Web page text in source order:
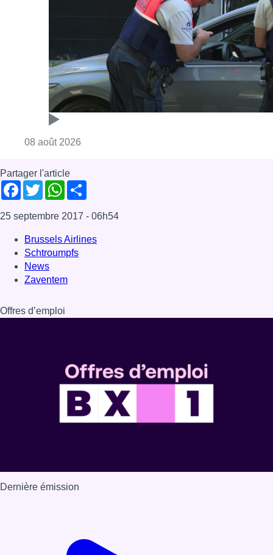
08 août 2026
Partager l'article
Facebook
TwitterWhatsApp
25 septembre 2017 - 06h54
Brussels Airlines
Schtroumpfs
News
Zaventem
Offres d’emploi
Dernière émission